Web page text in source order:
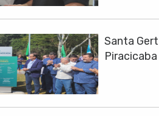
Santa
Piracicaba